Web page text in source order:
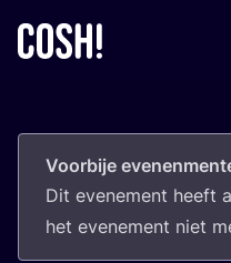
Voorbije
Dit eve­ne­ment heeft
het eve­ne­ment niet